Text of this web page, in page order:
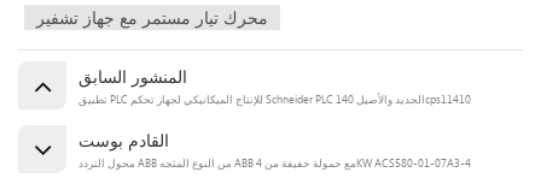
محرك تيار مستمر مع جهاز تشفير
المنشور السابق
تطبيق PLC للإنتاج الميكانيكي لجهاز تحكم Schneider PLC الجديد والأصيل 140cps11410
القادم بوست
محول التردد ABB من النوع المتجه ABB مع حمولة خفيفة من 4KW ACS580-01-07A3-4